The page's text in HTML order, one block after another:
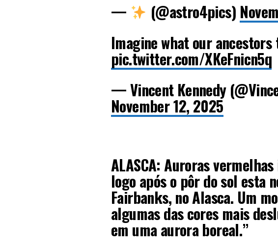
—
(@astro4pics)
Imagine what our
pic.twitter.com/XKeFnicn5q
— Vincent Kennedy
November 12, 2025
ALASCA: Auroras
logo após o pôr do sol esta
Fairbanks, no Alasca. Um
algumas das cores mais
em uma aurora boreal.”